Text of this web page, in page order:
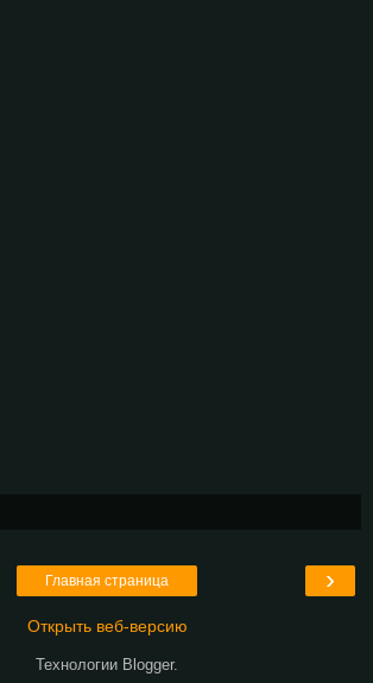
›
Главная страница
Открыть веб-версию
Технологии Blogger.